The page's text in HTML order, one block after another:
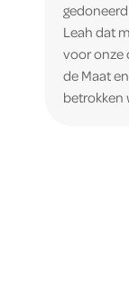
Leah dat
voor onze
de Maat
betrokken